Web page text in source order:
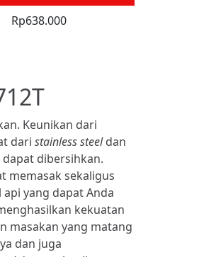
Rp638.000
Keunikan dari
daristainless steeldan
dibersihkan.
memasak sekaligus
yang dapat Anda
kekuatan
masakan yang matang
dan juga